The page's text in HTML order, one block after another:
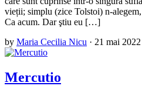
vieții; simplu (zice Tolstoi) n-
Ca acum. Dar ştiu eu […]
by Maria Cecilia Nicu · 21 mai 2022
Mercutio